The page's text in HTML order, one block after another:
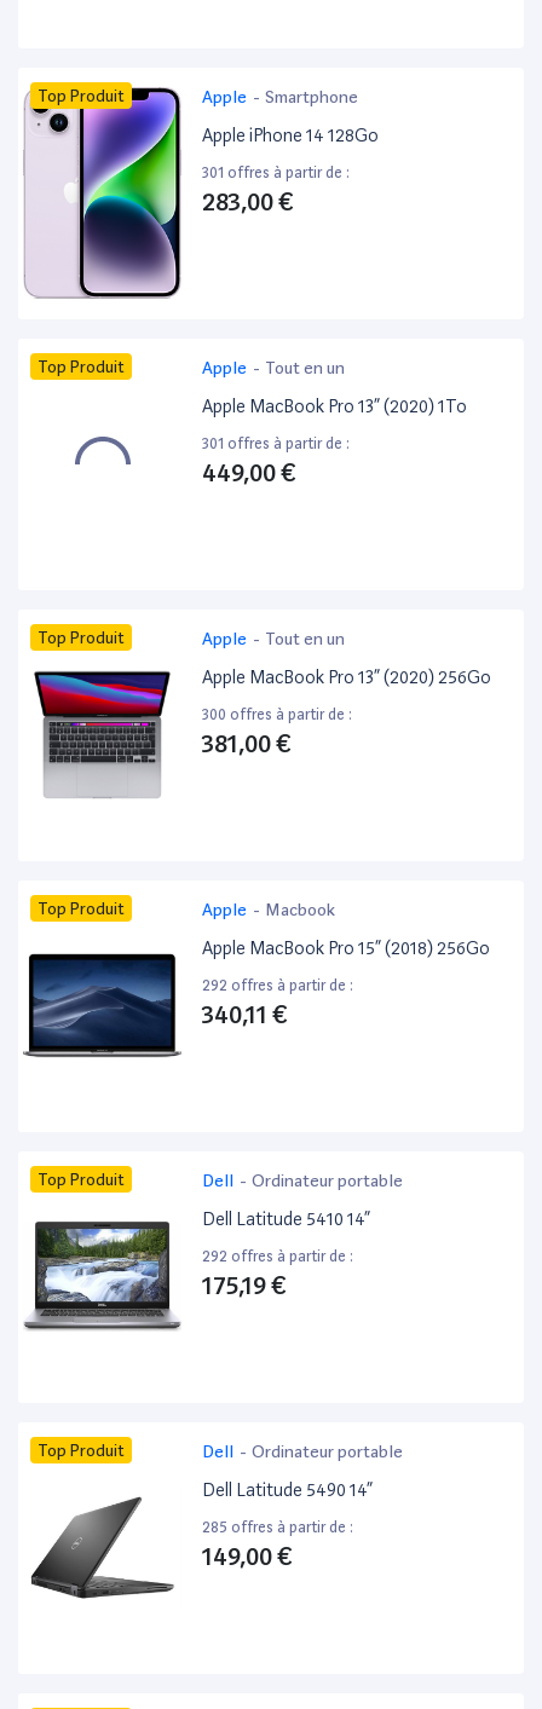
Top Produit Apple - Smartphone
Apple iPhone 14 128Go
301 offres à partir de :
283,00 €
Top Produit Apple - Tout en un
Apple MacBook Pro 13” (2020) 1To
301 offres à partir de :
449,00 €
Top Produit Apple - Tout en un
Apple MacBook Pro 13” (2020) 256Go
300 offres à partir de :
381,00 €
Top Produit Apple - Macbook
Apple MacBook Pro 15” (2018) 256Go
292 offres à partir de :
340,11 €
Top Produit Dell - Ordinateur portable
Dell Latitude 5410 14”
292 offres à partir de :
175,19 €
Top Produit Dell - Ordinateur portable
Dell Latitude 5490 14”
285 offres à partir de :
149,00 €